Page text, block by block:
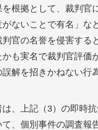
を根拠として、裁判官
がないことで有名」な
官の名誉を侵害する
かも実名で裁判官評価
誤解を招きかねない行
、上記（3）の即時
て、個別事件の調査報